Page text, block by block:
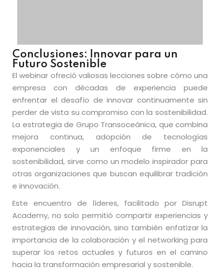
Conclusiones: Innovar para un
Futuro Sostenible
El webinar ofreció valiosas lecciones sobre cómo una
empresa con décadas de experiencia puede
enfrentar el desafío de innovar continuamente sin
perder de vista su compromiso con la sostenibilidad.
La estrategia de Grupo Transoceánica, que combina
mejora continua, adopción de tecnologías
exponenciales y un enfoque firme en la
sostenibilidad, sirve como un modelo inspirador para
otras organizaciones que buscan equilibrar tradición
e innovación.
Este encuentro de líderes, facilitado por Disrupt
Academy, no solo permitió compartir experiencias y
estrategias de innovación, sino también enfatizar la
importancia de la colaboración y el networking para
superar los retos actuales y futuros en el camino
hacia la transformación empresarial y sostenible.